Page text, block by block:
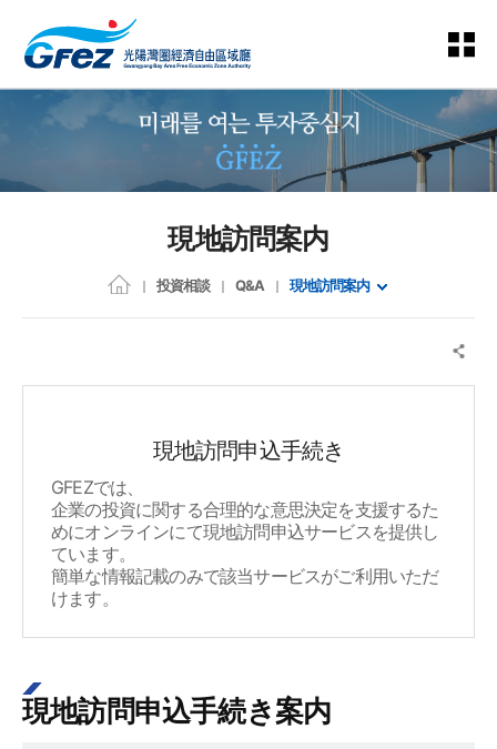
現地訪問案内
投資相談 Q&A 現地訪問案内
現地訪問申込手続き
GFEZでは、
企業の投資に関する合理的な意思決定を支援するた
めにオンラインにて現地訪問申込サービスを提供し
ています。
簡単な情報記載のみで該当サービスがご利用いただ
けます。
現地訪問申込手続き案内